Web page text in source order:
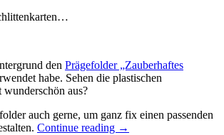
den Prägefolder „Zauberhaftes
habe. Sehen die plastischen
aus?
auch gerne, um ganz fix einen passenden
Continue reading „Weihnachtskarten:
→